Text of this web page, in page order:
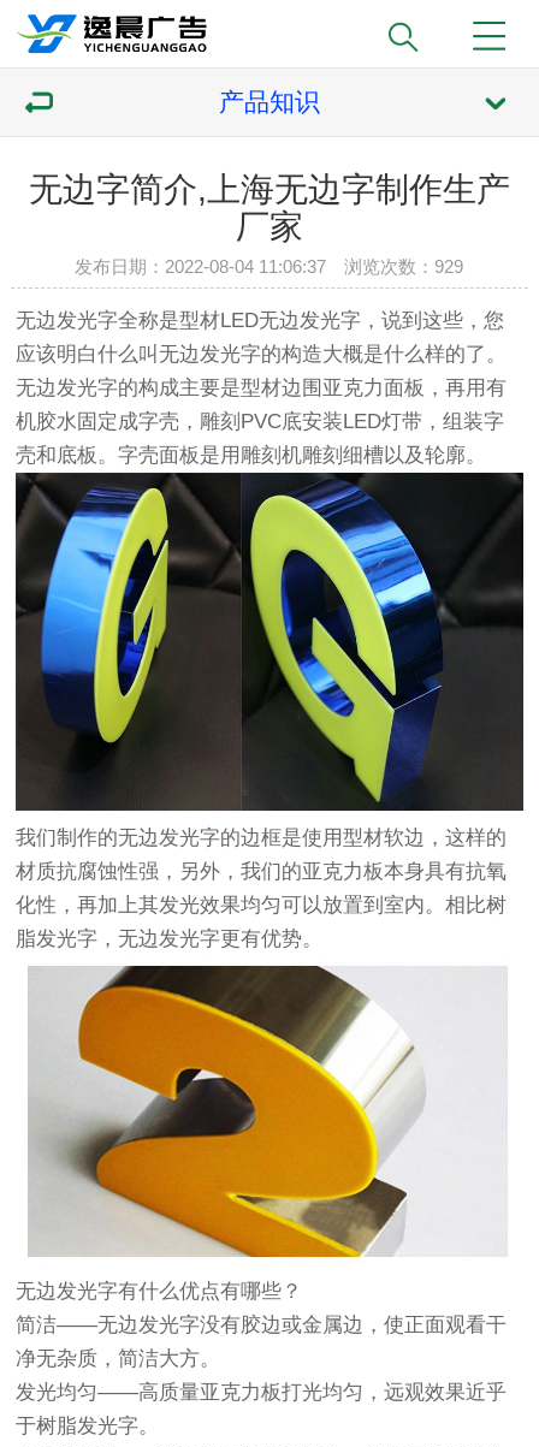
产品知识
无边字简介,上海无边字制作生产
厂家
发布日期：2022-08-04 11:06:37 浏览次数： 929
无边发光字全称是型材LED无边发光字，说到这些，您
应该明白什么叫无边发光字的构造大概是什么样的了。
无边发光字的构成主要是型材边围亚克力面板，再用有
机胶水固定成字壳，雕刻PVC底安装LED灯带，组装字
壳和底板。字壳面板是用雕刻机雕刻细槽以及轮廓。
我们制作的无边发光字的边框是使用型材软边，这样的
材质抗腐蚀性强，另外，我们的亚克力板本身具有抗氧
化性，再加上其发光效果均匀可以放置到室内。相比树
脂发光字，无边发光字更有优势。
无边发光字有什么优点有哪些？
简洁——无边发光字没有胶边或金属边，使正面观看干
净无杂质，简洁大方。
发光均匀——高质量亚克力板打光均匀，远观效果近乎
于树脂发光字。